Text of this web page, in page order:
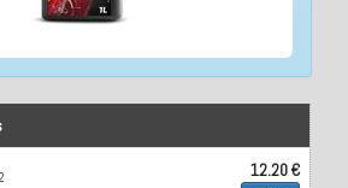
12.20 €